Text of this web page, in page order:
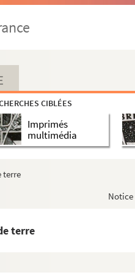
CIBLÉES
Imprimés
multimédia
terre
Notice
terre